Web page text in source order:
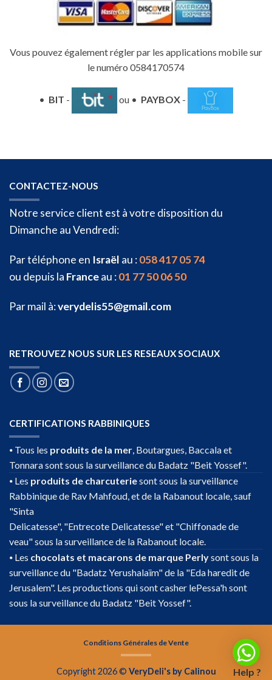
Vous pouvez également régler par les applications mobile sur
le numéro 0584170574
• BIT - ou • PAYBOX -
CONTACTEZ-NOUS
Notre service client est à votre disposition du
Dimanche au Vendredi:
Par téléphone en Israël au :058 417 05 74
ou depuis la Franceau :01 77 50 06 50
Par mail à:verydelis55@gmail.com
RETROUVEZ NOUS SUR LES RESEAUX SOCIAUX
CERTIFICATIONS RABBINIQUES
⦁ Tous les produits de la mer , Boutargues, Baccala et
Tonnara sont sous la surveillance du Badatz "Beit Yossef".
⦁ Les produits de charcuteriesont sous la surveillance
Rabbinique de Rav Mahfoud, et de la Rabanout locale, sauf
"Sinta
Delicatesse", "Entrecote Delicatesse" et "Chiffonade de
veau" sous la surveillance de la Rabanout locale.
⦁ Les chocolats et macarons de marque Perlysont sous la
surveillance du "Badatz Yerushalaïm" de la "Eda haredit de
Jerusalem". Les productions qui sont casher lePessa'h sont
sous la surveillance du Badatz "Beit Yossef".
Conditions Générales de Vente
Copyright 2026 © VeryDeli's by Calinou Help ?